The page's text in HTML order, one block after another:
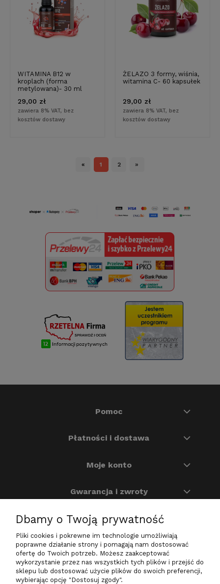
WITAMINA B12 w
kroplach (forma
metylowana)- 30 ml
29,00 zł
zawiera 8% VAT, bez
kosztów dostawy
ŻELAZO 3 formy, wiśnia,
witamina C- 60 kapsułek
29,00 zł
zawiera 8% VAT, bez
kosztów dostawy
« 1 2 »
Pomoc
Płatności i dostawa
Moje konto
Gwarancja i zwroty
O nas
Na skróty
Dbamy o Twoją prywatność
Pliki cookies i pokrewne im technologie umożliwiają
poprawne działanie strony i pomagają nam dostosować
ofertę do Twoich potrzeb. Możesz zaakceptować
wykorzystanie przez nas wszystkich tych plików i przejść do
sklepu lub dostosować użycie plików do swoich preferencji,
wybierając opcję "Dostosuj zgody".